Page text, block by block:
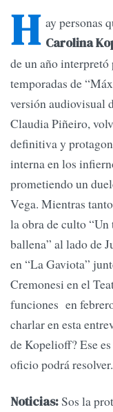
H ay personas
Carolina
de un año interpretó
temporadas de
versión audiovisual
Claudia Piñeiro,
definitiva y
interna en los
prometiendo un
Vega. Mientras
la obra de culto
ballena” al lado de
en “La Gaviota”
Cremonesi en el
funciones en
charlar en esta
de Kopelioff? Ese
oficio podrá resolver.
Noticias:Sos la